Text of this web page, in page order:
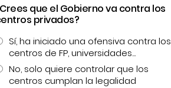
que el Gobierno va contra los
privados?
Sí, ha iniciado una ofensiva contra los
centros de FP, universidades...
No, solo quiere controlar que los
centros cumplan la legalidad